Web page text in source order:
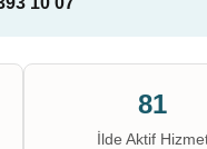
81
İlde Aktif